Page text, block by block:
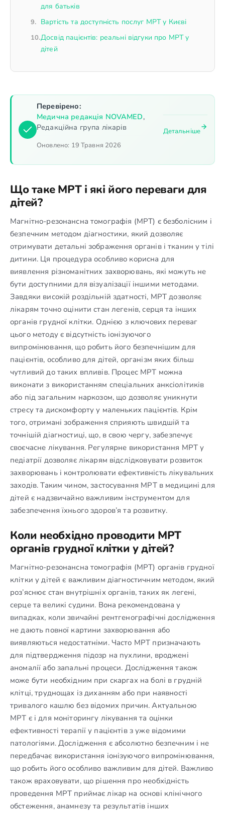
для батьків
Вартість та доступність послуг МРТ у Києві
Досвід пацієнтів: реальні відгуки про МРТ у
дітей
Перевірено:
Медична редакція NOVAMED,
Редакційна група лікарів
Оновлено: 19 Травня 2026
Детальніше
Що таке МРТ і які його переваги для
дітей?
Магнітно-резонансна томографія (МРТ) є безболісним і
безпечним методом діагностики, який дозволяє
отримувати детальні зображення органів і тканин у тілі
дитини. Ця процедура особливо корисна для
виявлення різноманітних захворювань, які можуть не
бути доступними для візуалізації іншими методами.
Завдяки високій роздільній здатності, МРТ дозволяє
лікарям точно оцінити стан легенів, серця та інших
органів грудної клітки. Однією з ключових переваг
цього методу є відсутність іонізуючого
випромінювання, що робить його безпечнішим для
пацієнтів, особливо для дітей, організм яких більш
чутливий до таких впливів. Процес МРТ можна
виконати з використанням спеціальних анксіолітиків
або під загальним наркозом, що дозволяє уникнути
стресу та дискомфорту у маленьких пацієнтів. Крім
того, отримані зображення сприяють швидшій та
точнішій діагностиці, що, в свою чергу, забезпечує
своєчасне лікування. Регулярне використання МРТ у
педіатрії дозволяє лікарям відслідковувати розвиток
захворювань і контролювати ефективність лікувальних
заходів. Таким чином, застосування МРТ в медицині для
дітей є надзвичайно важливим інструментом для
забезпечення їхнього здоров’я та розвитку.
Коли необхідно проводити МРТ
органів грудної клітки у дітей?
Магнітно-резонансна томографія (МРТ) органів грудної
клітки у дітей є важливим діагностичним методом, який
роз’яснює стан внутрішніх органів, таких як легені,
серце та великі судини. Вона рекомендована у
випадках, коли звичайні рентгенографічні дослідження
не дають повної картини захворювання або
виявляються недостатніми. Часто МРТ призначають
для підтвердження підозр на пухлини, вроджені
аномалії або запальні процеси. Дослідження також
може бути необхідним при скаргах на болі в грудній
клітці, труднощах із диханням або при наявності
тривалого кашлю без відомих причин. Актуальною
МРТ є і для моніторингу лікування та оцінки
ефективності терапії у пацієнтів з уже відомими
патологіями. Дослідження є абсолютно безпечним і не
передбачає використання іонізуючого випромінювання,
що робить його особливо важливим для дітей. Важливо
також враховувати, що рішення про необхідність
проведення МРТ приймає лікар на основі клінічного
обстеження, анамнезу та результатів інших